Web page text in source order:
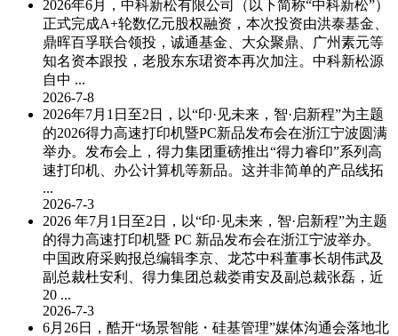
2026年6月，中科新松有限公司（以下简称“中科新松”）
正式完成A+轮数亿元股权融资，本次投资由洪泰基金、
鼎晖百孚联合领投，诚通基金、大众聚鼎、广州素元等
知名资本跟投，老股东东珺资本再次加注。中科新松源
自中 ...
2026-7-8
2026年7月1日至2日，以“印·见未来，智·启新程”为主题
的2026得力高速打印机暨PC新品发布会在浙江宁波圆满
举办。发布会上，得力集团重磅推出“得力睿印”系列高
速打印机、办公计算机等新品。这并非简单的产品线拓
...
2026-7-3
2026 年7月1日至2日，以“印·见未来，智·启新程”为主题
的得力高速打印机暨 PC 新品发布会在浙江宁波举办。
中国政府采购报总编辑李京、龙芯中科董事长胡伟武及
副总裁杜安利、得力集团总裁娄甫安及副总裁张磊，近
20 ...
2026-7-3
6月26日，酷开“场景智能・硅基管理”媒体沟通会落地北